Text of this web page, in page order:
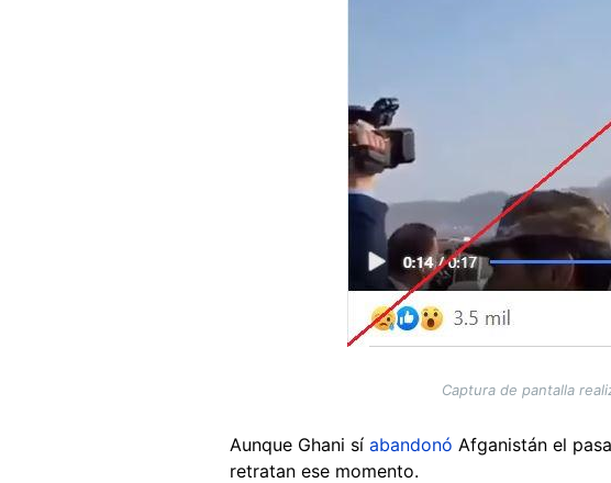
Captura de pantalla
Aunque Ghani sí abandonó Afganistán el
retratan ese momento.